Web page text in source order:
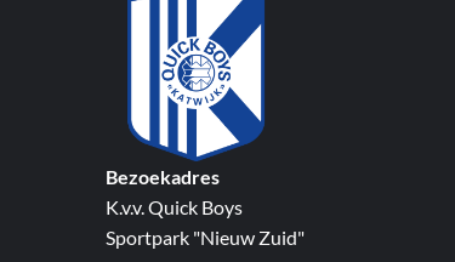
Bezoekadres
K.v.v. Quick Boys
Sportpark "Nieuw Zuid"